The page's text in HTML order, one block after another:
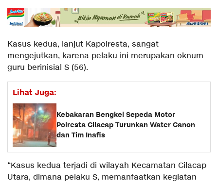
Kasus kedua, lanjut Kapolresta, sangat
mengejutkan, karena pelaku ini merupakan oknum
guru berinisial S (56).
Lihat Juga:
Kebakaran Bengkel Sepeda Motor
Polresta Cilacap Turunkan Water Canon
dan Tim Inafis
“Kasus kedua terjadi di wilayah Kecamatan Cilacap
Utara, dimana pelaku S, memanfaatkan kegiatan